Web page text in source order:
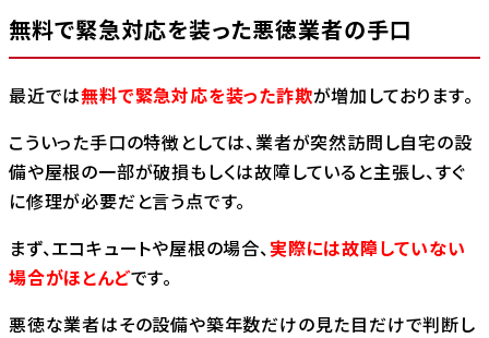
無料で緊急対応を装った悪徳業者の手口
最近では無料で緊急対応を装った詐欺が増加しております。
こういった手口の特徴としては、業者が突然訪問し自宅の設
備や屋根の一部が破損もしくは故障していると主張し、すぐ
に修理が必要だと言う点です。
まず、エコキュートや屋根の場合、実際には故障していない
場合がほとんどです。
悪徳な業者はその設備や築年数だけの見た目だけで判断し